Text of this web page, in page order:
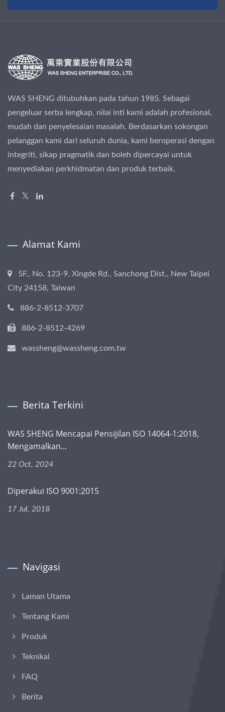
WAS SHENG ditubuhkan pada tahun 1985. Sebagai
pengeluar serba lengkap, nilai inti kami adalah profesional,
mudah dan penyelesaian masalah. Berdasarkan sokongan
pelanggan kami dari seluruh dunia, kami beroperasi dengan
integriti, sikap pragmatik dan boleh dipercayai untuk
menyediakan perkhidmatan dan produk terbaik.
Alamat Kami
5F., No. 123-9, Xingde Rd., Sanchong Dist., New Taipei
City 24158, Taiwan
886-2-8512-3707
886-2-8512-4269
wassheng@wassheng.com.tw
Berita Terkini
WAS SHENG Mencapai Pensijilan ISO 14064-1:2018,
Mengamalkan...
22 Oct, 2024
Diperakui ISO 9001:2015
17 Jul, 2018
Navigasi
Laman Utama
Tentang Kami
Produk
Teknikal
FAQ
Berita